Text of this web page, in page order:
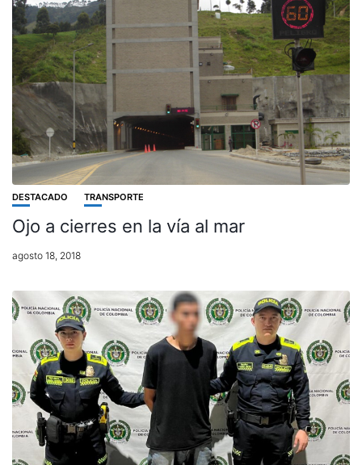
DESTACADO TRANSPORTE
Ojo a cierres en la vía al mar
agosto 18, 2018